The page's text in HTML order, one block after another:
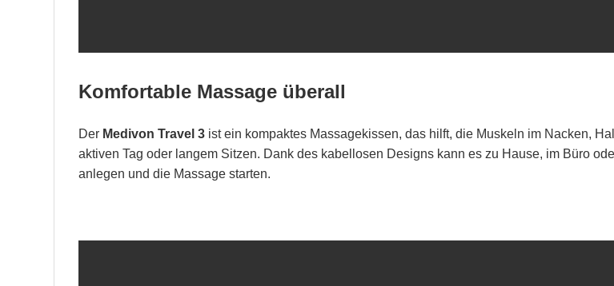
Komfortable Massage überall
Der Medivon Travel 3 ist ein kompaktes Massagekissen, das hilft, die Muskeln im Nacken,
aktiven Tag oder langem Sitzen. Dank des kabellosen Designs kann es zu Hause, im Büro
anlegen und die Massage starten.